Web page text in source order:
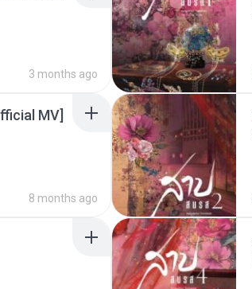
3 months ago
MV]
8 months ago